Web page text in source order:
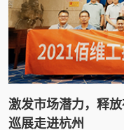
激发市场潜力，释
巡展走进杭州